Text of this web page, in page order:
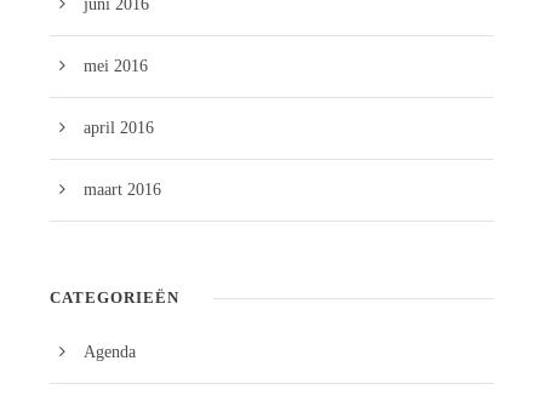
juni 2016
mei 2016
april 2016
maart 2016
CATEGORIEËN
Agenda